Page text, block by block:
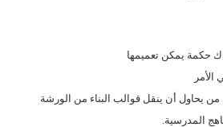
حكمة يمكن تعميمها
من يحاول أن ينقل قوالب البناء من الورشة
المدرسية.